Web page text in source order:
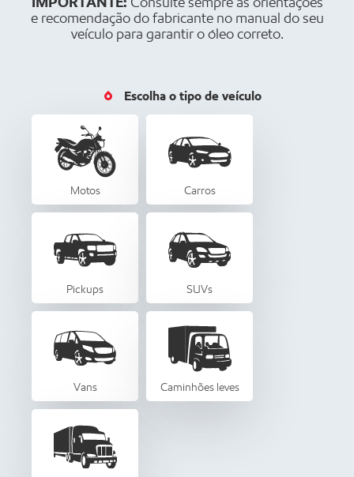
e recomendação do fabricante no manual do seu
veículo para garantir o óleo correto.
Escolha o tipo de veículo
Motos Carros
Pickups SUVs
Vans Caminhões leves